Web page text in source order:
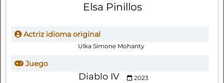
Elsa Pinillos
Actriz idioma original
Ulka Simone Mohanty
Juego
Diablo IV 2023